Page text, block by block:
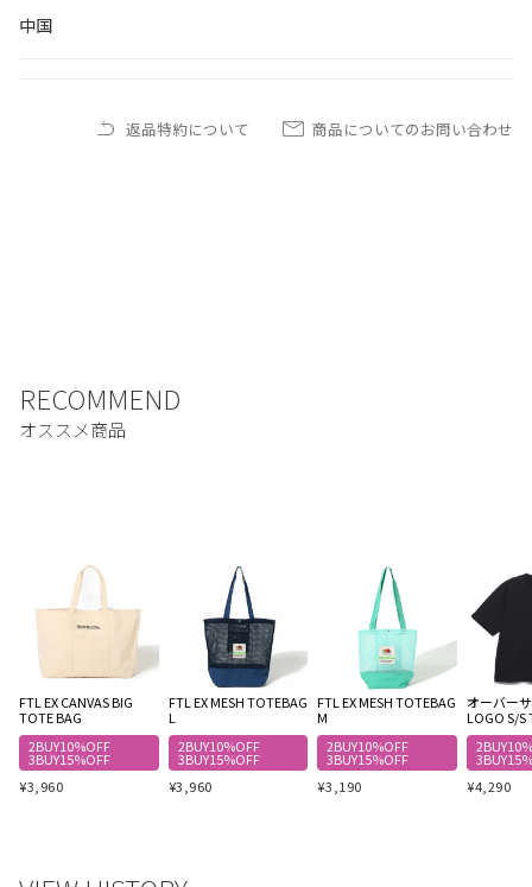
中国
返品特約について 商品についてのお問い合わせ
FTL EX CANVAS BIG
TOTE BAG
2BUY10%OFF
3BUY15%OFF
¥3,960
FTL EX MESH TOTEBAG
L
2BUY10%OFF
3BUY15%OFF
¥3,960
FTL EX MESH TOTEBAG
M
2BUY10%OFF
3BUY15%OFF
¥3,190
オーバー
LOGO S/S
¥4,290